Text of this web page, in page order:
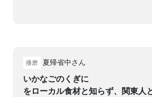
播磨 夏帰省中さん
いかなごのくぎに
をローカル食材と知らず、関東人